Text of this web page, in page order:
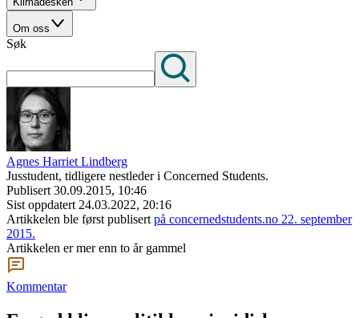
Om oss
Søk
Agnes Harriet Lindberg
Jusstudent, tidligere nestleder i Concerned Students.
Publisert 30.09.2015, 10:46
Sist oppdatert 24.03.2022, 20:16
Artikkelen ble først publisert på concernedstudents.no 22. september
2015.
Artikkelen er mer enn to år gammel
Kommentar